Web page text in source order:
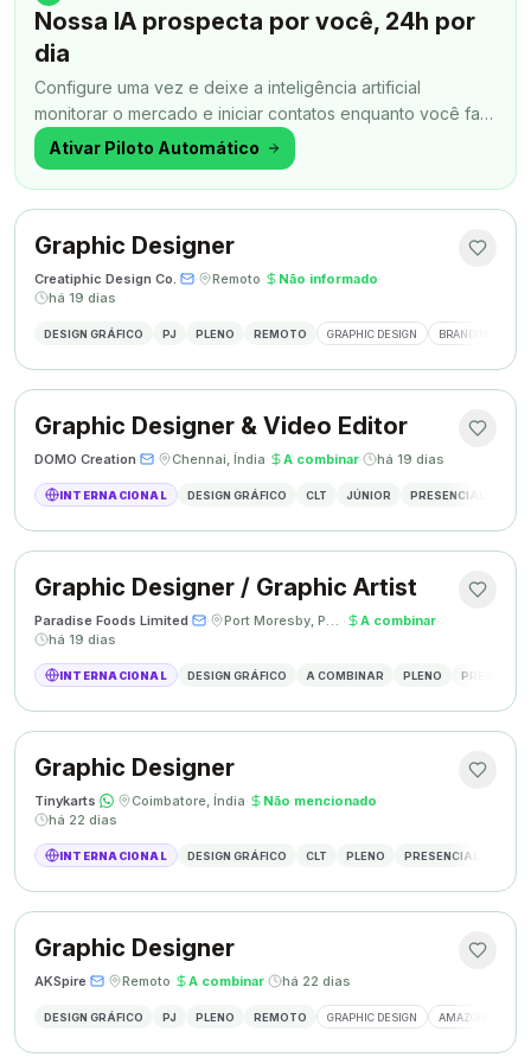
Nossa IA prospecta por você, 24h por
dia
Configure uma vez e deixe a inteligência artificial
monitorar o mercado e iniciar contatos enquanto você faz
outra coisa.
Ativar Piloto Automático
Graphic Designer
Creatiphic Design Co.· · Remoto· Não informado·
há 19 dias
DESIGN GRÁFICO PJ PLENO REMOTO GRAPHIC DESIGN BRANDING
Graphic Designer & Video Editor
DOMO Creation· · Chennai, Índia· A combinar· há 19 dias
INTERNACIONAL DESIGN GRÁFICO CLT JÚNIOR PRESENCIAL
Graphic Designer / Graphic Artist
Paradise Foods Limited· · Port Moresby, Papua Nova Guiné · A combinar·
há 19 dias
INTERNACIONAL DESIGN GRÁFICO A COMBINAR PLENO
Graphic Designer
Tinykarts· · Coimbatore, Índia· Não mencionado·
há 22 dias
INTERNACIONAL DESIGN GRÁFICO CLT PLENO PRESENCIAL
Graphic Designer
AKSpire· · Remoto· A combinar· há 22 dias
DESIGN GRÁFICO PJ PLENO REMOTO GRAPHIC DESIGN AMAZON A+